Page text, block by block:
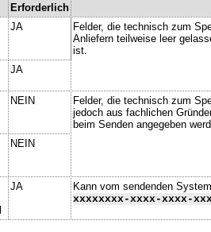
Erforderlich
JA
Felder, die technisch zum
Anliefern teilweise leer
ist.
JA
NEIN
Felder, die technisch zum
jedoch aus fachlichen
beim Senden angegeben
NEIN
JA
Kann vom sendenden
xxxxxxxx-xxxx-xxxx-